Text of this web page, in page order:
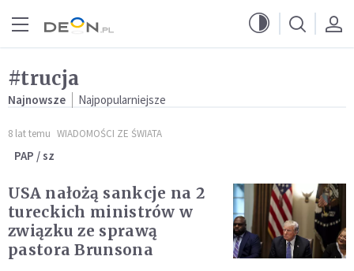
#trucja
Najnowsze Najpopularniejsze
8 lat temu WIADOMOŚCI ZE ŚWIATA
PAP / sz
USA nałożą sankcje na 2
tureckich ministrów w
związku ze sprawą
pastora Brunsona